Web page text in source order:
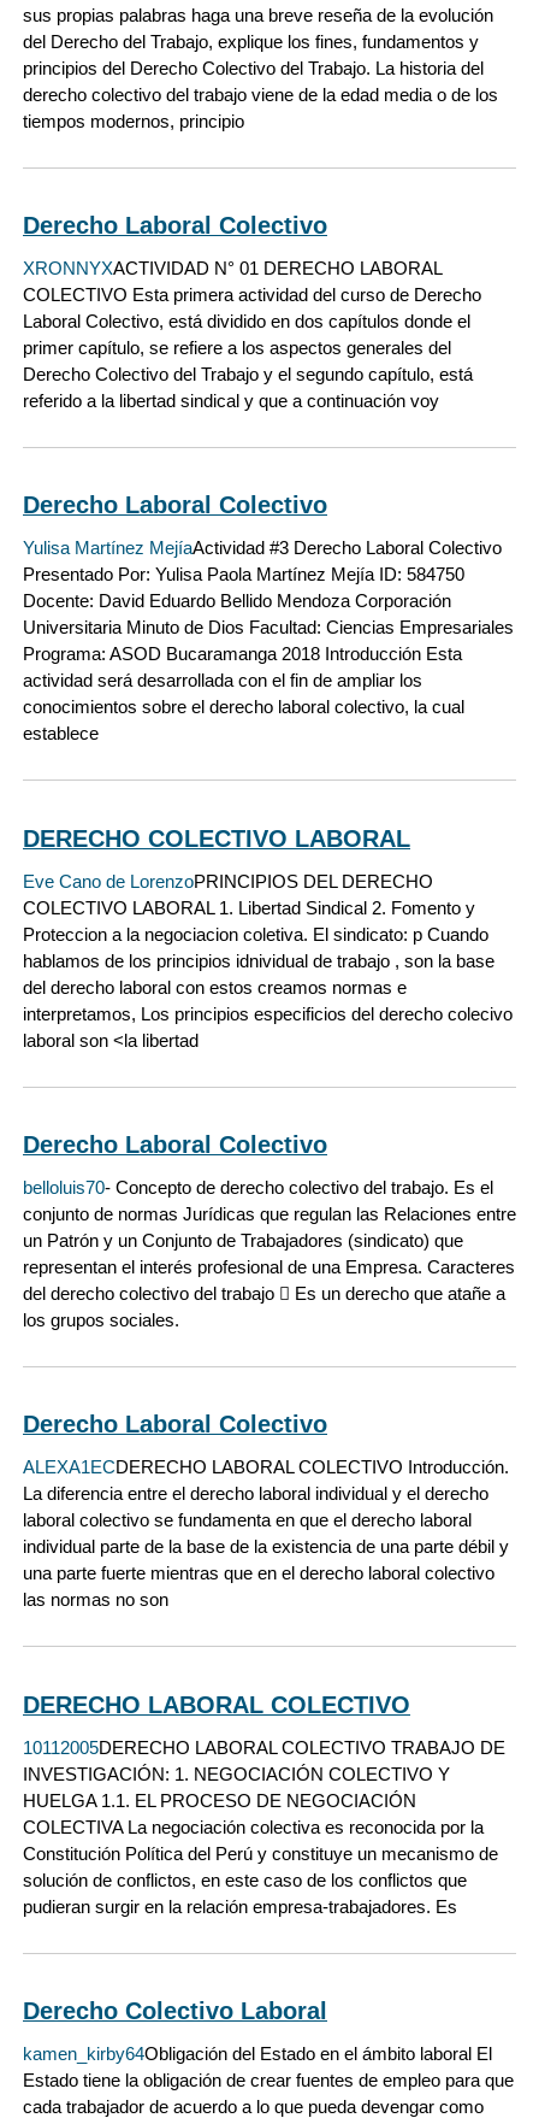
sus propias palabras haga una breve reseña de la evolución
del Derecho del Trabajo, explique los fines, fundamentos y
principios del Derecho Colectivo del Trabajo. La historia del
derecho colectivo del trabajo viene de la edad media o de los
tiempos modernos, principio
Derecho Laboral Colectivo
XRONNYXACTIVIDAD N° 01 DERECHO LABORAL
COLECTIVO Esta primera actividad del curso de Derecho
Laboral Colectivo, está dividido en dos capítulos donde el
primer capítulo, se refiere a los aspectos generales del
Derecho Colectivo del Trabajo y el segundo capítulo, está
referido a la libertad sindical y que a continuación voy
Derecho Laboral Colectivo
Yulisa Martínez MejíaActividad #3 Derecho Laboral Colectivo
Presentado Por: Yulisa Paola Martínez Mejía ID: 584750
Docente: David Eduardo Bellido Mendoza Corporación
Universitaria Minuto de Dios Facultad: Ciencias Empresariales
Programa: ASOD Bucaramanga 2018 Introducción Esta
actividad será desarrollada con el fin de ampliar los
conocimientos sobre el derecho laboral colectivo, la cual
establece
DERECHO COLECTIVO LABORAL
Eve Cano de LorenzoPRINCIPIOS DEL DERECHO
COLECTIVO LABORAL 1. Libertad Sindical 2. Fomento y
Proteccion a la negociacion coletiva. El sindicato: p Cuando
hablamos de los principios idnividual de trabajo , son la base
del derecho laboral con estos creamos normas e
interpretamos, Los principios especificios del derecho colecivo
laboral son <la libertad
Derecho Laboral Colectivo
belloluis70- Concepto de derecho colectivo del trabajo. Es el
conjunto de normas Jurídicas que regulan las Relaciones entre
un Patrón y un Conjunto de Trabajadores (sindicato) que
representan el interés profesional de una Empresa. Caracteres
del derecho colectivo del trabajo  Es un derecho que atañe a
los grupos sociales.
Derecho Laboral Colectivo
ALEXA1ECDERECHO LABORAL COLECTIVO Introducción.
La diferencia entre el derecho laboral individual y el derecho
laboral colectivo se fundamenta en que el derecho laboral
individual parte de la base de la existencia de una parte débil y
una parte fuerte mientras que en el derecho laboral colectivo
las normas no son
DERECHO LABORAL COLECTIVO
10112005DERECHO LABORAL COLECTIVO TRABAJO DE
INVESTIGACIÓN: 1. NEGOCIACIÓN COLECTIVO Y
HUELGA 1.1. EL PROCESO DE NEGOCIACIÓN
COLECTIVA La negociación colectiva es reconocida por la
Constitución Política del Perú y constituye un mecanismo de
solución de conflictos, en este caso de los conflictos que
pudieran surgir en la relación empresa-trabajadores. Es
Derecho Colectivo Laboral
kamen_kirby64Obligación del Estado en el ámbito laboral El
Estado tiene la obligación de crear fuentes de empleo para que
cada trabajador de acuerdo a lo que pueda devengar como